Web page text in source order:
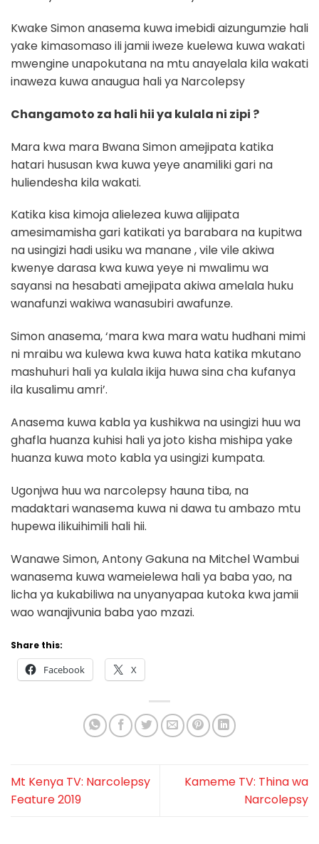
Kwake Simon anasema kuwa imebidi aizungumzie hali
yake kimasomaso ili jamii iweze kuelewa kuwa wakati
mwengine unapokutana na mtu anayelala kila wakati
inaweza kuwa anaugua hali ya Narcolepsy
Changamoto za hali hii ya kulala ni zipi ?
Mara kwa mara Bwana Simon amejipata katika
hatari hususan kwa kuwa yeye anamiliki gari na
huliendesha kila wakati.
Katika kisa kimoja alielezea kuwa alijipata
amesimamisha gari katikati ya barabara na kupitwa
na usingizi hadi usiku wa manane , vile vile akiwa
kwenye darasa kwa kuwa yeye ni mwalimu wa
sayansi na hesabati amejipata akiwa amelala huku
wanafunzi wakiwa wanasubiri awafunze.
Simon anasema, ‘mara kwa mara watu hudhani mimi
ni mraibu wa kulewa kwa kuwa hata katika mkutano
mashuhuri hali ya kulala ikija huwa sina cha kufanya
ila kusalimu amri’.
Anasema kuwa kabla ya kushikwa na usingizi huu wa
ghafla huanza kuhisi hali ya joto kisha mishipa yake
huanza kuwa moto kabla ya usingizi kumpata.
Ugonjwa huu wa narcolepsy hauna tiba, na
madaktari wanasema kuwa ni dawa tu ambazo mtu
hupewa ilikuihimili hali hii.
Wanawe Simon, Antony Gakuna na Mitchel Wambui
wanasema kuwa wameielewa hali ya baba yao, na
licha ya kukabiliwa na unyanyapaa kutoka kwa jamii
wao wanajivunia baba yao mzazi.
Share this:
Facebook X
Mt Kenya TV: Narcolepsy
Feature 2019
Kameme TV: Thina wa
Narcolepsy